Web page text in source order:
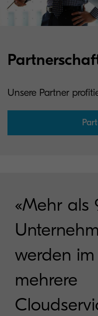
Unsere Partner
«Mehr als
werden im
mehrere